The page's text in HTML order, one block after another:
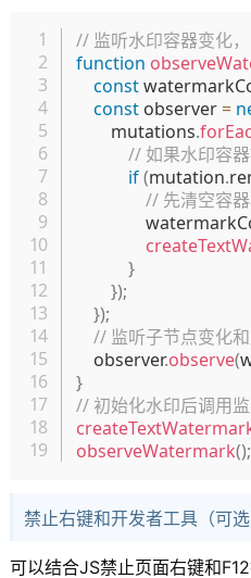
// 监听水印容器变化
function
const
const observer =
        mutations
.
// 如果水印容
if(mutation.
// 先清空容
}
});
});
// 监听子节点变化
    observer
.observe(
}
// 初始化水印后调用
observeWatermark();
禁止右键和开发者工具（可选
可以结合JS禁止页面右键和